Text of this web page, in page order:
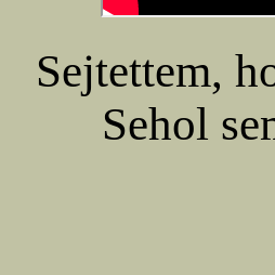
Sejtettem,
Sehol